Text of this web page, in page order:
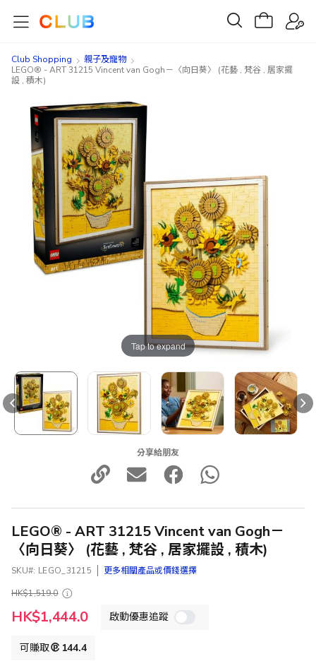
Club Shopping
親子及寵物
LEGO® - ART 31215 Vincent van Gogh－〈向日葵〉 (花藝 , 梵谷 , 居家擺
設 , 積木)
images
gallery
beginning
images
gallery
Tap to expand
分享給朋友
LEGO® - ART 31215 Vincent van Gogh－
〈向日葵〉 (花藝 , 梵谷 , 居家擺設 , 積木)
SKU LEGO_31215
更多相關產品或價錢選擇
HK$1,519.0
特
殊
HK$1,444.0 啟動優惠追蹤
可賺取 144.4